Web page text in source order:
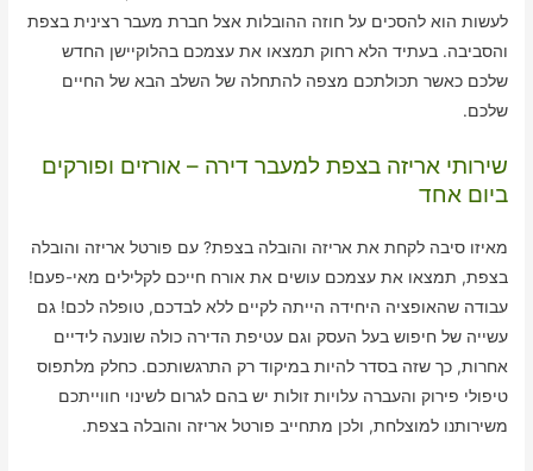
לעשות הוא להסכים על חוזה ההובלות אצל חברת מעבר רצינית בצפת
והסביבה. בעתיד הלא רחוק תמצאו את עצמכם בהלוקיישן החדש
שלכם כאשר תכולתכם מצפה להתחלה של השלב הבא של החיים
שלכם.
שירותי אריזה בצפת למעבר דירה – אורזים ופורקים
ביום אחד
מאיזו סיבה לקחת את אריזה והובלה בצפת? עם פורטל אריזה והובלה
בצפת, תמצאו את עצמכם עושים את אורח חייכם לקלילים מאי-פעם!
עבודה שהאופציה היחידה הייתה לקיים ללא לבדכם, טופלה לכם! גם
עשייה של חיפוש בעל העסק וגם עטיפת הדירה כולה שונעה לידיים
אחרות, כך שזה בסדר להיות במיקוד רק התרגשותכם. כחלק מלתפוס
טיפולי פירוק והעברה עלויות זולות יש בהם לגרום לשינוי חווייתכם
משירותנו למוצלחת, ולכן מתחייב פורטל אריזה והובלה בצפת.